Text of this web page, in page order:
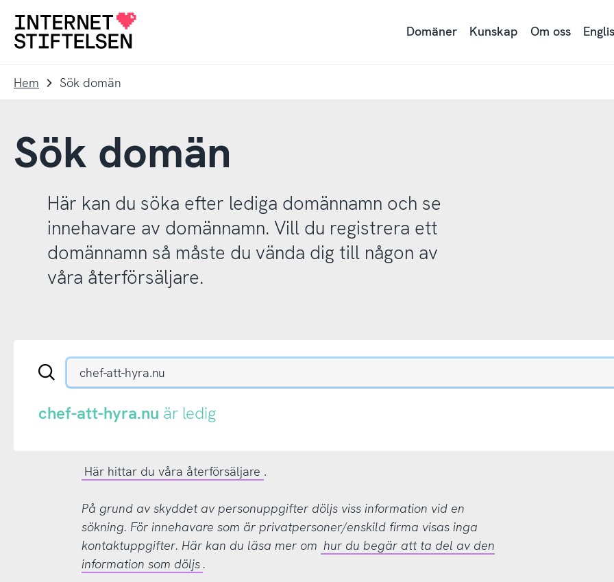
navigering
innehåll
Till
Domäner Kunskap Om oss
Hem Sök domän
Sök domän
Här kan du söka efter lediga domännamn och se
innehavare av domännamn. Vill du registrera ett
domännamn så måste du vända dig till någon av
våra återförsäljare.
Sök
.se-
eller
.nu-
chef-att-hyra.nu är ledig
Här hittar du våra återförsäljare .
På grund av skyddet av personuppgifter döljs viss information vid en
sökning. För innehavare som är privatpersoner/enskild firma visas inga
kontaktuppgifter. Här kan du läsa mer om hur du begär att ta del av den
information som döljs .